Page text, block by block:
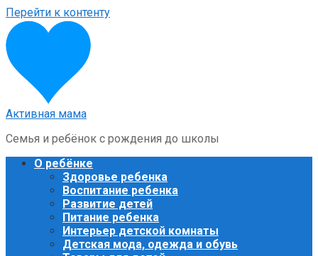
Перейти к контенту
Активная мама
Семья и ребёнок с рождения до школы
О ребёнке
Здоровье ребенка
Воспитание ребенка
Развитие детей
Питание ребенка
Интерьер детской комнаты
Детская мода, одежда и обувь